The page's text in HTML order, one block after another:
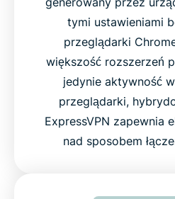
tymi ustawieniami
przeglądarki
większość rozszerzeń
jedynie aktywność
przeglądarki,
ExpressVPN zapewnia
nad sposobem